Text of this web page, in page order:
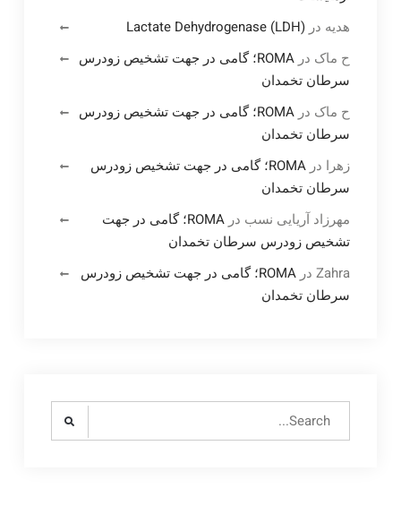
هدیه در Lactate Dehydrogenase (LDH)
ح ماک در
ROMA؛ گامی در جهت تشخیص زودرس
سرطان تخمدان
ح ماک در
ROMA؛ گامی در جهت تشخیص زودرس
سرطان تخمدان
زهرا در
ROMA؛ گامی در جهت تشخیص زودرس
سرطان تخمدان
مهرزاد آریایی نسب در
ROMA؛ گامی در جهت
تشخیص زودرس سرطان تخمدان
Zahraدر
ROMA؛ گامی در جهت تشخیص زودرس
سرطان تخمدان
Search